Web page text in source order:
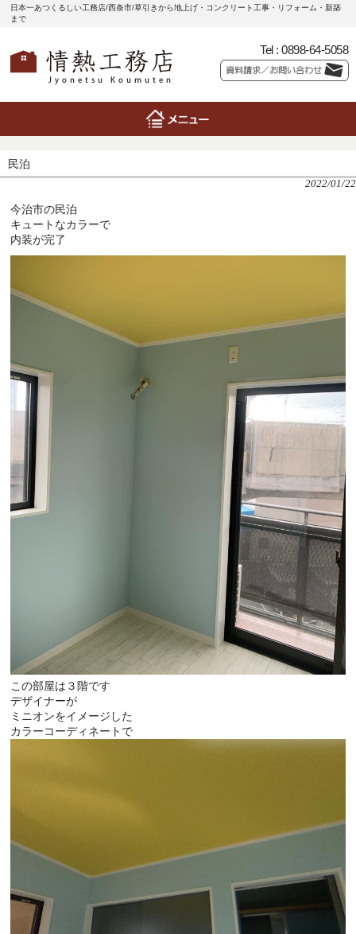
日本一あつくるしい工務店/西条市/草引きから地上げ・コンクリート工事・リフォーム・新築
まで
Tel : 0898-64-5058
民泊
2022/01/22
今治市の民泊
キュートなカラーで
内装が完了
この部屋は３階です
デザイナーが
ミニオンをイメージした
カラーコーディネートで